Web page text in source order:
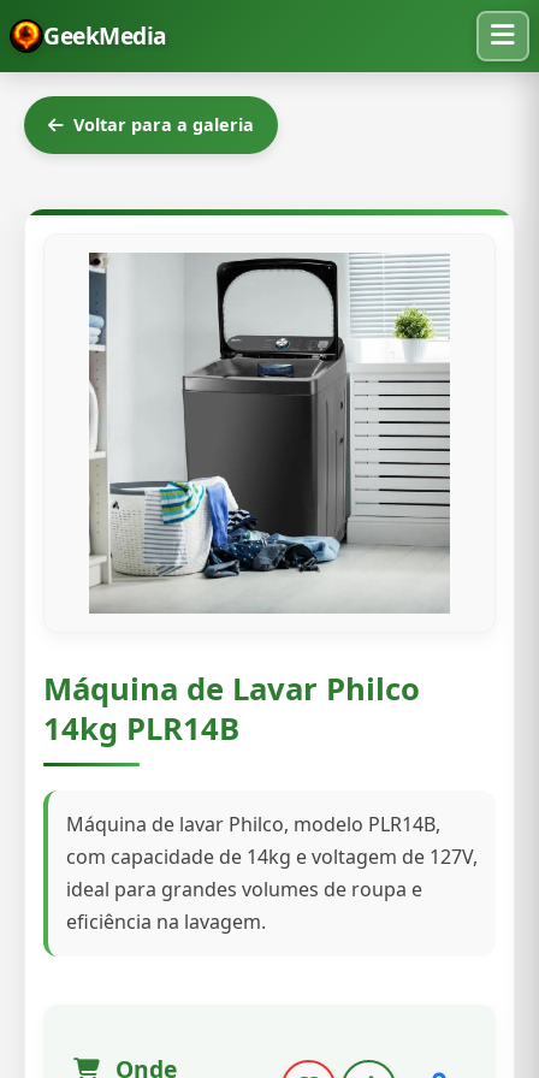
GeekMedia
Voltar para a galeria
Máquina de Lavar Philco
14kg PLR14B
Máquina de lavar Philco, modelo PLR14B,
com capacidade de 14kg e voltagem de 127V,
ideal para grandes volumes de roupa e
eficiência na lavagem.
Onde